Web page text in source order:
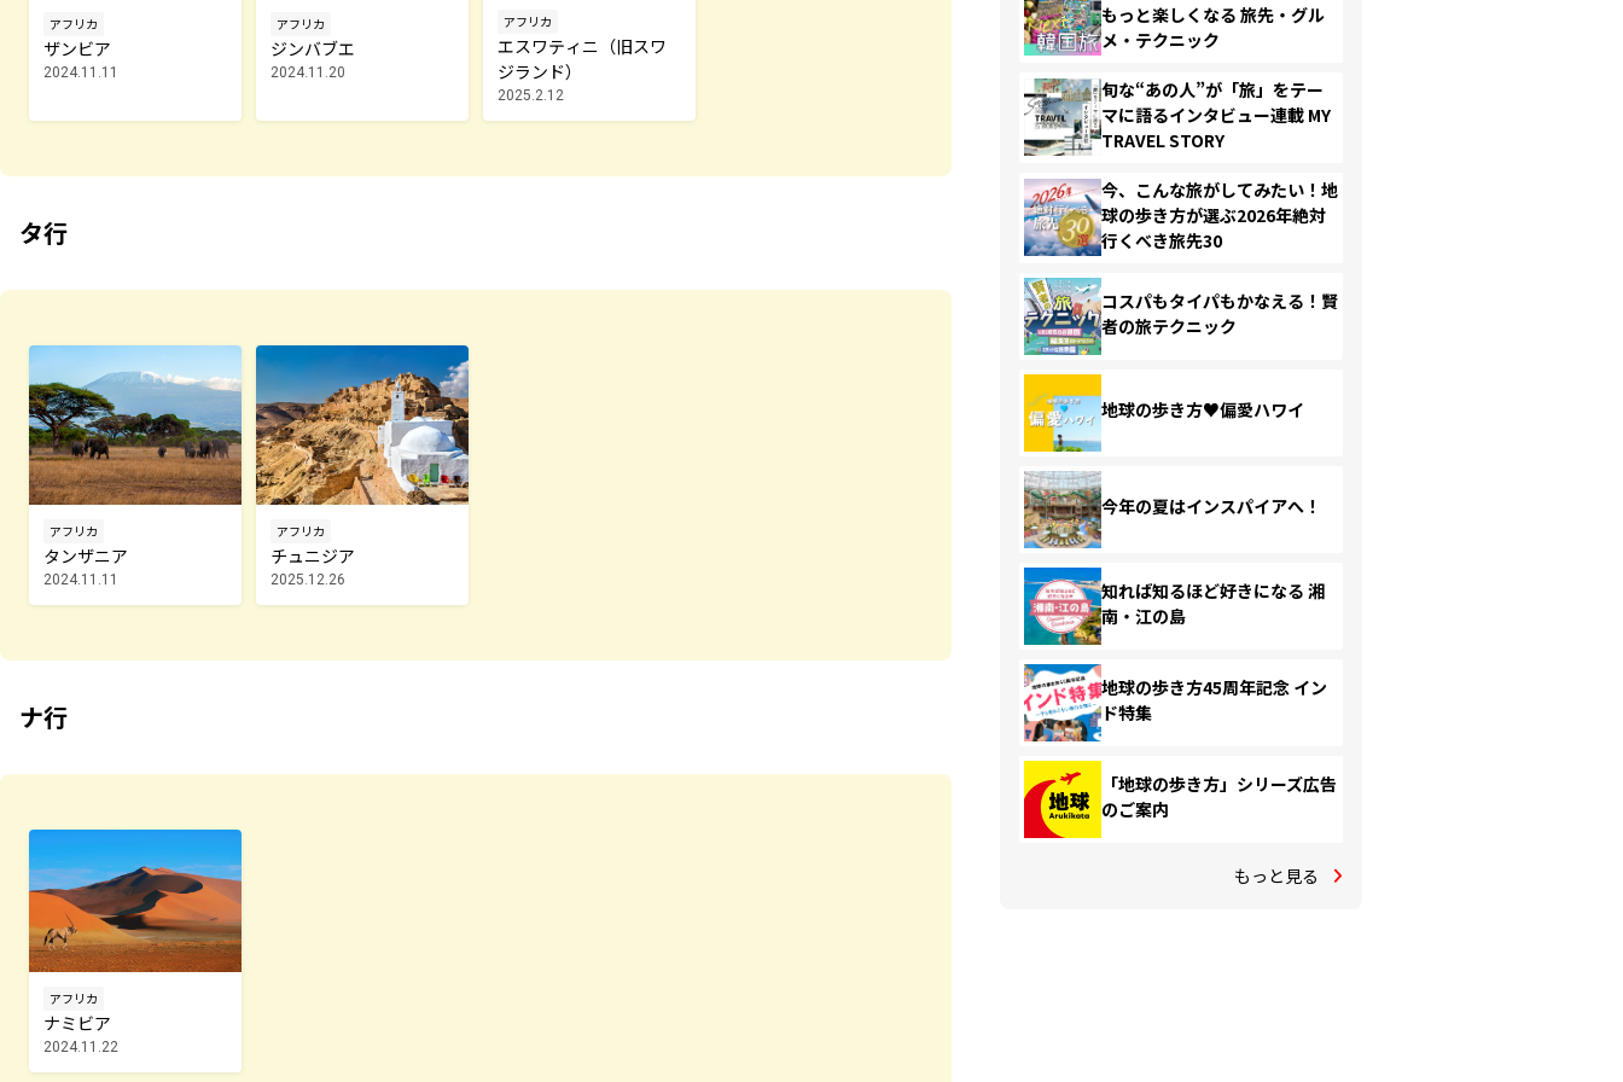
アフリカ
ザンビア
2024.11.11
アフリカ
ジンバブエ
2024.11.20
アフリカ
エスワティニ（旧スワ
ジランド）
2025.2.12
タ行
アフリカ
タンザニア
2024.11.11
アフリカ
チュニジア
2025.12.26
ナ行
アフリカ
ナミビア
2024.11.22
もっと楽しくなる 旅先・グル
メ・テクニック
旬な“あの人”が「旅」をテー
マに語るインタビュー連載 MY
TRAVEL STORY
今、こんな旅がしてみたい！地
球の歩き方が選ぶ2026年絶対
行くべき旅先30
コスパもタイパもかなえる！賢
者の旅テクニック
地球の歩き方♥偏愛ハワイ
今年の夏はインスパイアへ！
知れば知るほど好きになる 湘
南・江の島
地球の歩き方45周年記念 イン
ド特集
「地球の歩き方」シリーズ広告
のご案内
もっと見る